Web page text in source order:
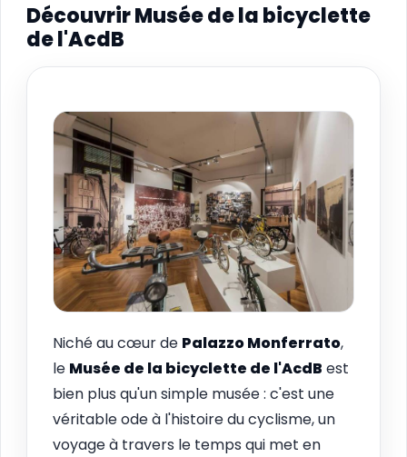
Découvrir Musée de la bicyclette
de l'AcdB
Niché au cœur de Palazzo Monferrato,
le Musée de la bicyclette de l'AcdB est
bien plus qu'un simple musée : c'est une
véritable ode à l'histoire du cyclisme, un
voyage à travers le temps qui met en